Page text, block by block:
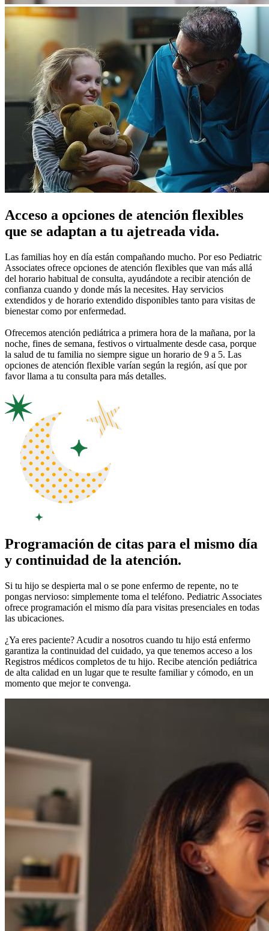
Acceso a opciones de atención flexibles
que se adaptan a tu ajetreada vida.
Las familias hoy en día están compañando mucho. Por eso Pediatric
Associates ofrece opciones de atención flexibles que van más allá
del horario habitual de consulta, ayudándote a recibir atención de
confianza cuando y donde más la necesites. Hay servicios
extendidos y de horario extendido disponibles tanto para visitas de
bienestar como por enfermedad.
Ofrecemos atención pediátrica a primera hora de la mañana, por la
noche, fines de semana, festivos o virtualmente desde casa, porque
la salud de tu familia no siempre sigue un horario de 9 a 5. Las
opciones de atención flexible varían según la región, así que por
favor llama a tu consulta para más detalles.
Programación de citas para el mismo día
y continuidad de la atención.
Si tu hijo se despierta mal o se pone enfermo de repente, no te
pongas nervioso: simplemente toma el teléfono. Pediatric Associates
ofrece programación el mismo día para visitas presenciales en todas
las ubicaciones.
¿Ya eres paciente? Acudir a nosotros cuando tu hijo está enfermo
garantiza la continuidad del cuidado, ya que tenemos acceso a los
Registros médicos completos de tu hijo. Recibe atención pediátrica
de alta calidad en un lugar que te resulte familiar y cómodo, en un
momento que mejor te convenga.